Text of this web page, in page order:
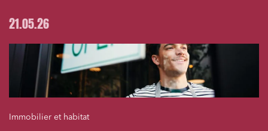
21.05.26
Immobilier et habitat